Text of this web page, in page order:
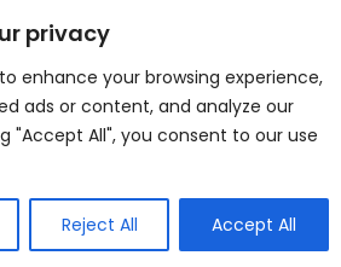
privacy
enhance your browsing experience,
ads or content, and analyze our
"Accept All", you consent to our use
Reject All Accept All
+48 22 55 23